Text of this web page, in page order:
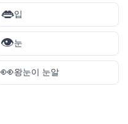
👄입
👁️눈
👀왕눈이 눈알